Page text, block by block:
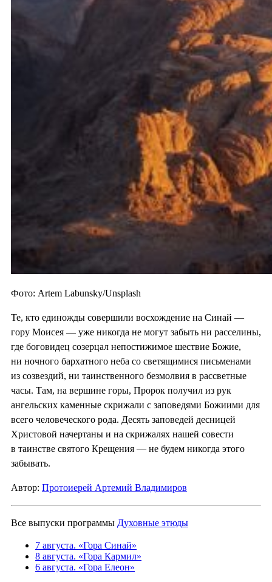
Фото: Artem Labunsky/Unsplash
Те, кто единожды совершили восхождение на Синай —
гору Моисея — уже никогда не могут забыть ни расселины,
где боговидец созерцал непостижимое шествие Божие,
ни ночного бархатного неба со светящимися письменами
из созвездий, ни таинственного безмолвия в рассветные
часы. Там, на вершине горы, Пророк получил из рук
ангельских каменные скрижали с заповедями Божиими для
всего человеческого рода. Десять заповедей десницей
Христовой начертаны и на скрижалях нашей совести
в таинстве святого Крещения — не будем никогда этого
забывать.
Автор: Протоиерей Артемий Владимиров
Все выпуски программы Духовные этюды
7 августа. «Гора Синай»
8 августа. «Гора Кармил»
6 августа. «Гора Елеон»